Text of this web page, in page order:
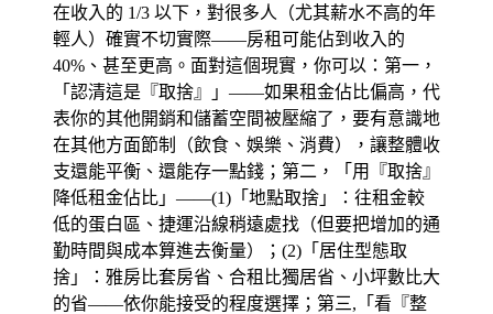
在收入的 1/3 以下，對很多人（尤其薪水不高的年
輕人）確實不切實際——房租可能佔到收入的
40%、甚至更高。面對這個現實，你可以：第一，
「認清這是『取捨』」——如果租金佔比偏高，代
表你的其他開銷和儲蓄空間被壓縮了，要有意識地
在其他方面節制（飲食、娛樂、消費），讓整體收
支還能平衡、還能存一點錢；第二，「用『取捨』
降低租金佔比」——(1)「地點取捨」：往租金較
低的蛋白區、捷運沿線稍遠處找（但要把增加的通
勤時間與成本算進去衡量）；(2)「居住型態取
捨」：雅房比套房省、合租比獨居省、小坪數比大
的省——依你能接受的程度選擇；第三,「看『整